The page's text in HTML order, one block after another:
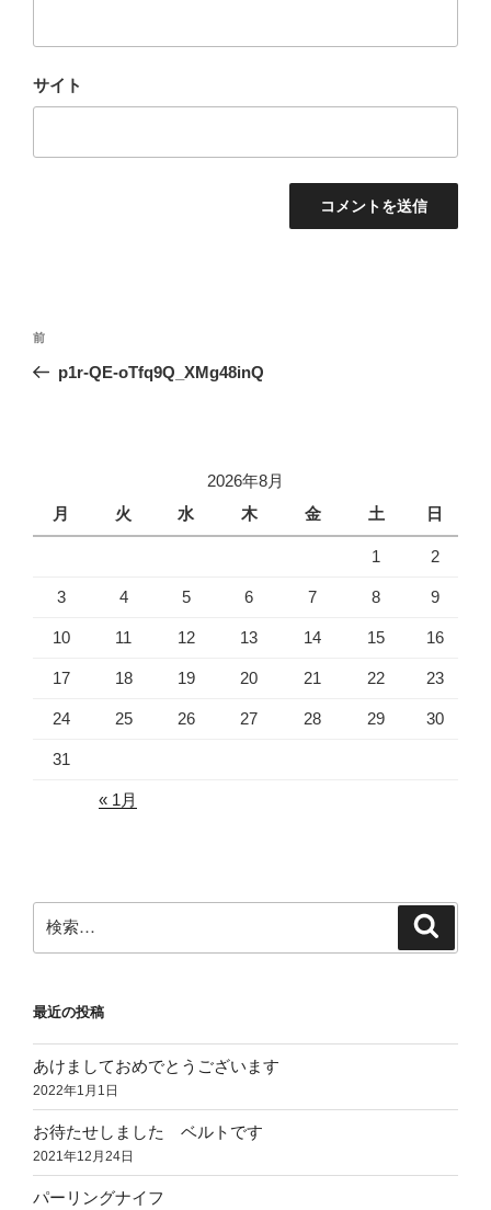
サイト
投
ョ
前
の
前
p1r-QE-oTfq9Q_XMg48inQ
2026年8月
月
火 水 木 金 土 日
1 2
3 4 5 6 7 8 9
10 11 12 13 14 15 16
17 18 19 20 21 22 23
24 25 26 27 28 29 30
31
« 1月
索:
最近の投稿
あけましておめでとうございます
2022年1月1日
お待たせしました ベルトです
2021年12月24日
パーリングナイフ